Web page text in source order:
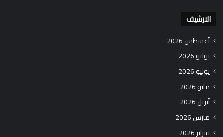
الارشيف
أغسطس 2026
يوليو 2026
يونيو 2026
مايو 2026
أبريل 2026
مارس 2026
فبراير 2026